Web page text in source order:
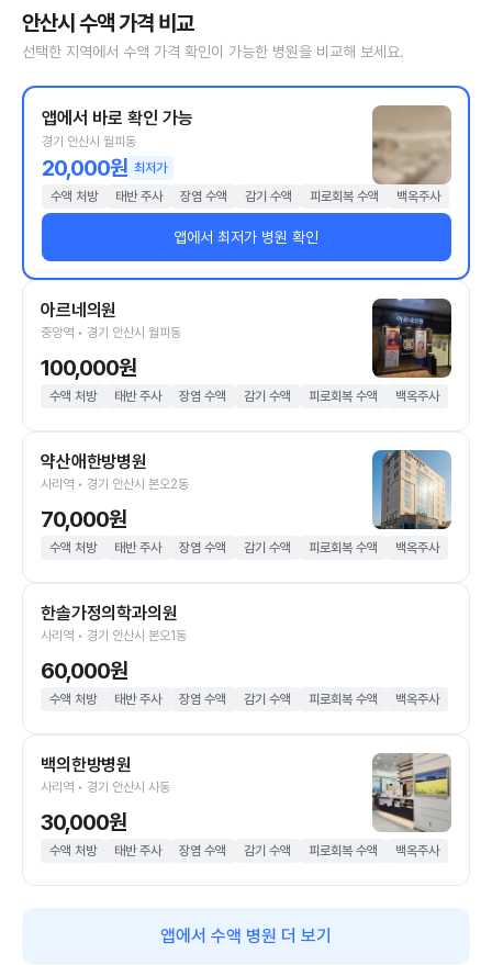
안산시 수액 가격 비교
선택한 지역에서 수액 가격 확인이 가능한 병원을 비교해 보세요.
앱에서 바로 확인 가능
경기 안산시 월피동
20,000원 최저가
수액 처방
태반 주사 장염 수액 감기 수액 피로회복 수액 백옥주사
앱에서 최저가 병원 확인
아르네의원
중앙역 • 경기 안산시 월피동
100,000원
수액 처방 태반 주사 장염 수액 감기 수액 피로회복 수액 백옥주사
약산애한방병원
사리역 • 경기 안산시 본오2동
70,000원
수액 처방 태반 주사 장염 수액 감기 수액 피로회복 수액 백옥주사
한솔가정의학과의원
사리역 • 경기 안산시 본오1동
60,000원
수액 처방 태반 주사 장염 수액 감기 수액 피로회복 수액 백옥주사
백의한방병원
사리역 • 경기 안산시 사동
30,000원
수액 처방 태반 주사 장염 수액 감기 수액 피로회복 수액 백옥주사
앱에서 수액 병원 더 보기